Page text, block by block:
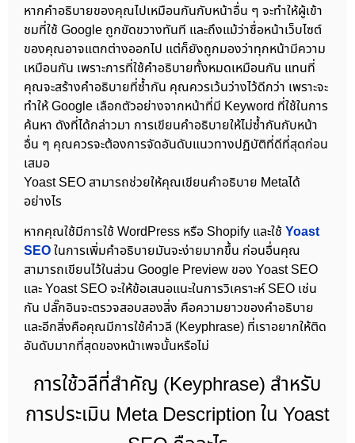
หากคำอธิบายของคุณไปเหมือนกันกับหน้าอื่น ๆ จะทำให้ผู้เข้า
ชมที่ใช้ Google ถูกขัดขวางทันที และถึงแม้ว่าชื่อหน้าเว็บไซต์
ของคุณอาจแตกต่างออกไป แต่ก็ยังถูกมองว่าทุกหน้ามีความ
เหมือนกัน เพราะการที่ใช้คำอธิบายทั้งหมดเหมือนกัน แทนที่
คุณจะสร้างคำอธิบายที่ซ้ำกัน คุณควรเว้นว่างไว้ดีกว่า เพราะจะ
ทำให้ Google เลือกตัวอย่างจากหน้าที่มี Keyword ที่ใช้ในการ
ค้นหา ดังที่ได้กล่าวมา การเขียนคำอธิบายให้ไม่ซ้ำกันกับหน้า
อื่น ๆ คุณควรจะต้องการจัดอันดับแนวทางปฏิบัติที่ดีที่สุดก่อน
เสมอ
Yoast SEO สามารถช่วยให้คุณเขียนคำอธิบาย Metaได้
อย่างไร
หากคุณใช้มีการใช้ WordPress หรือ Shopify และใช้ Yoast
SEOในการเพิ่มคำอธิบายมันจะง่ายมากขึ้น ก่อนอื่นคุณ
สามารถเขียนไว้ในส่วน Google Preview ของ Yoast SEO
และ Yoast SEO จะให้ข้อเสนอแนะในการวิเคราะห์ SEO เช่น
กัน ปลั๊กอินจะตรวจสอบสองสิ่ง คือความยาวของคำอธิบาย
และอีกสิ่งคือคุณมีการใช้คำวลี (Keyphrase) ที่เราอยากให้ติด
อันดับมากที่สุดของหน้าเพจนั้นหรือไม่
การใช้วลีที่สำคัญ (Keyphrase) สำหรับ
การประเมิน Meta Description ใน Yoast